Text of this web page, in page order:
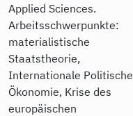
Applied Sciences.
Arbeitsschwerpunkte:
materialistische
Staatstheorie,
Internationale Politische
Ökonomie, Krise des
europäischen